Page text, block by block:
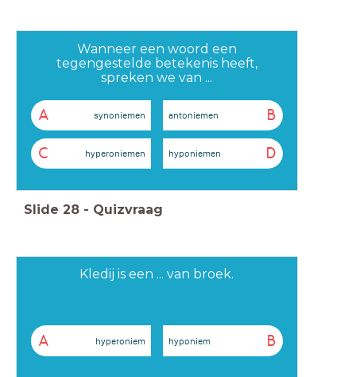
Wanneer een woord een
tegengestelde betekenis heeft,
spreken we van ...
A synoniemen B
antoniemen
C hyperoniemen D
hyponiemen
Slide 28 - Quizvraag
Kledij is een ... van broek.
A hyperoniem B
hyponiem